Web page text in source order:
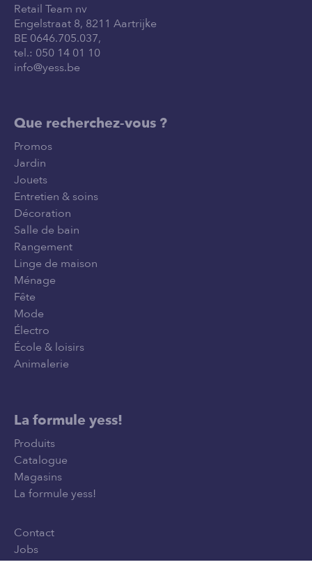
Retail Team nv
Engelstraat 8, 8211 Aartrijke
BE 0646.705.037,
tel.: 050 14 01 10
info@yess.be
Que recherchez-vous ?
Promos
Jardin
Jouets
Entretien & soins
Décoration
Salle de bain
Rangement
Linge de maison
Ménage
Fête
Mode
Électro
École & loisirs
Animalerie
La formule yess!
Produits
Catalogue
Magasins
La formule yess!
Contact
Jobs
Privacy Policy